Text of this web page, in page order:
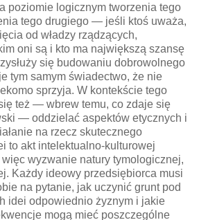
poziomie logicznym tworzenia tego
tego drugiego — jeśli ktoś uważa,
od władzy rządzących,
oni są i kto ma największą szansę
się budowaniu dobrowolnego
tym samym świadectwo, że nie
sprzyja. W kontekście tego
też — wbrew temu, co zdaje się
— oddzielać aspektów etycznych i
na rzecz skutecznego
to akt intelektualno-kulturowej
wyzwanie natury tymologicznej,
Każdy ideowy przedsiębiorca musi
na pytanie, jak uczynić grunt pod
idei odpowiednio żyznym i jakie
mogą mieć poszczególne